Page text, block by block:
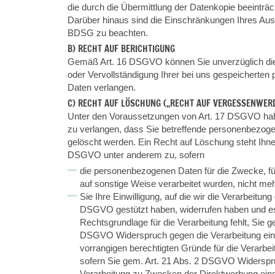
die durch die Übermittlung der Datenkopie
Darüber hinaus sind die Einschränkungen Ihres
BDSG zu beachten.
B) RECHT AUF BERICHTIGUNG
Gemäß Art. 16 DSGVO können Sie unverzüglich
oder Vervollständigung Ihrer bei uns gespeicherten
Daten verlangen.
C) RECHT AUF LÖSCHUNG („RECHT AUF
Unter den Voraussetzungen von Art. 17 DSGVO
zu verlangen, dass Sie betreffende
gelöscht werden. Ein Recht auf Löschung steht
DSGVO unter anderem zu, sofern
die personenbezogenen Daten für die Zwecke,
auf sonstige Weise verarbeitet wurden, nicht
Sie Ihre Einwilligung, auf die wir die
DSGVO gestützt haben, widerrufen haben und
Rechtsgrundlage für die Verarbeitung fehlt, Sie
DSGVO Widerspruch gegen die Verarbeitung
vorrangigen berechtigten Gründe für die
sofern Sie gem. Art. 21 Abs. 2 DSGVO